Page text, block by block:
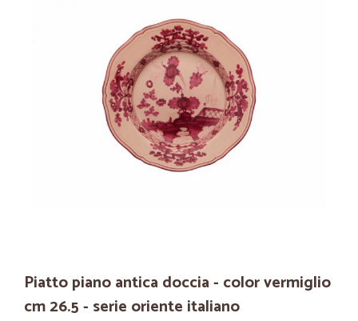
Piatto piano antica doccia - color vermiglio
cm 26.5 - serie oriente italiano